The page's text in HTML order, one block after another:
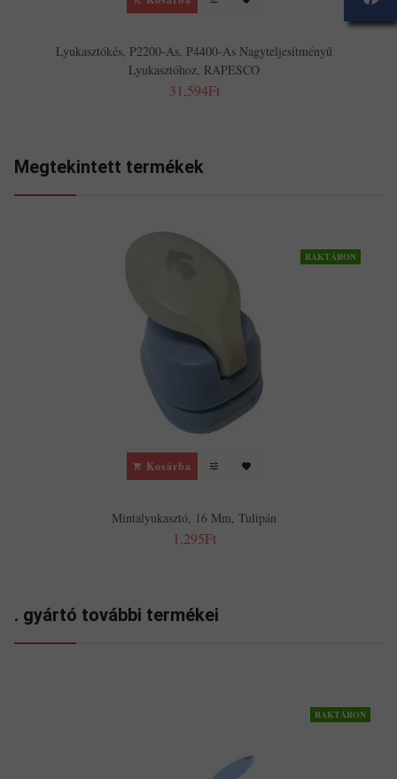
Lyukasztókés, P2200-As, P4400-As Nagyteljesítményű
Lyukasztóhoz, RAPESCO
31,594Ft
Megtekintett termékek
RAKTÁRON
Kosárba
Mintalyukasztó, 16 Mm, Tulipán
1,295Ft
. gyártó további termékei
RAKTÁRON